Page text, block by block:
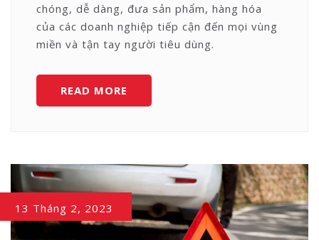
chóng, dễ dàng, đưa sản phẩm, hàng hóa
của các doanh nghiệp tiếp cận đến mọi vùng
miền và tận tay người tiêu dùng.
READ MORE
TRẠNG
VIỆT
NAM:
CƠ
HỘI
13 Tháng 2, 2023